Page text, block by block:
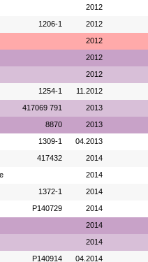
2012
1206-1 2012
2012
2012
2012
1254-1 11.2012
417069 791 2013
8870 2013
1309-1 04.2013
417432 2014
2014
1372-1 2014
P140729 2014
2014
2014
P140914 04.2014